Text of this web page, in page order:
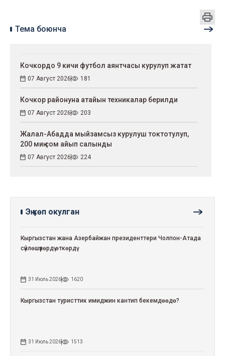
Тема боюнча
Кочкордо 9 кичи футбол аянтчасы курулуп жатат
07 Август 2026 181
Кочкор районуна атайын техникалар берилди
07 Август 2026 203
Жалал-Абадда мыйзамсыз курулуш токтотулуп,
200 миң сом айып салынды
07 Август 2026 224
Эң көп окулган
Кыргызстан жана Азербайжан президенттери Чолпон-Атада
сүйлөшүүлөрдү өткөрдү
31 Июль 2026 1620
Кыргызстан туристтик имиджин кантип бекемдөөдө?
31 Июль 2026 1513